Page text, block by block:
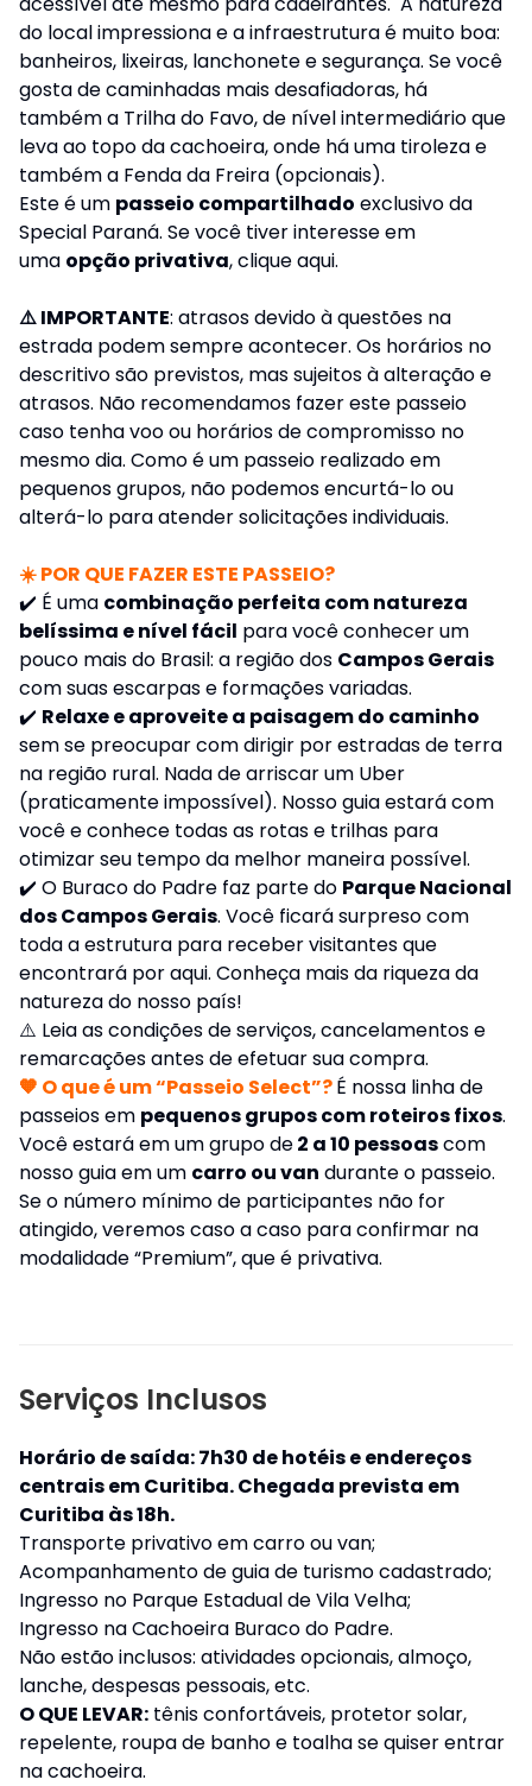
do local impressiona e a infraestrutura é muito boa:
banheiros, lixeiras, lanchonete e segurança. Se você
gosta de caminhadas mais desafiadoras, há
também a Trilha do Favo, de nível intermediário que
leva ao topo da cachoeira, onde há uma tiroleza e
também a Fenda da Freira (opcionais).
Este é um passeio compartilhado exclusivo da
Special Paraná. Se você tiver interesse em
uma opção privativa,clique aqui.
⚠️ IMPORTANTE: atrasos devido à questões na
estrada podem sempre acontecer. Os horários no
descritivo são previstos, mas sujeitos à alteração e
atrasos. Não recomendamos fazer este passeio
caso tenha voo ou horários de compromisso no
mesmo dia. Como é um passeio realizado em
pequenos grupos, não podemos encurtá-lo ou
alterá-lo para atender solicitações individuais.
☀️ POR QUE FAZER ESTE PASSEIO?
✔️ É uma combinação perfeita com natureza
belíssima e nível fácil para você conhecer um
pouco mais do Brasil: a região dos Campos Gerais
com suas escarpas e formações variadas.
✔️ Relaxe e aproveite a paisagem do caminho
sem se preocupar com dirigir por estradas de terra
na região rural. Nada de arriscar um Uber
(praticamente impossível). Nosso guia estará com
você e conhece todas as rotas e trilhas para
otimizar seu tempo da melhor maneira possível.
✔️ O Buraco do Padre faz parte do Parque Nacional
dos Campos Gerais. Você ficará surpreso com
toda a estrutura para receber visitantes que
encontrará por aqui. Conheça mais da riqueza da
natureza do nosso país!
⚠️ Leia as condições de serviços, cancelamentos e
remarcações antes de efetuar sua compra.
🧡 O que é um “Passeio Select”?É nossa linha de
passeios em pequenos grupos com roteiros fixos.
Você estará em um grupo de2 a 10 pessoascom
nosso guia em um carro ou van durante o passeio.
Se o número mínimo de participantes não for
atingido, veremos caso a caso para confirmar na
modalidade “Premium”, que é privativa.
Serviços Inclusos
Horário de saída: 7h30 de hotéis e endereços
centrais em Curitiba. Chegada prevista em
Curitiba às 18h.
Transporte privativo em carro ou van;
Acompanhamento de guia de turismo cadastrado;
Ingresso no Parque Estadual de Vila Velha;
Ingresso na Cachoeira Buraco do Padre.
Não estão inclusos: atividades opcionais, almoço,
lanche, despesas pessoais, etc.
O QUE LEVAR: tênis confortáveis, protetor solar,
repelente, roupa de banho e toalha se quiser entrar
na cachoeira.